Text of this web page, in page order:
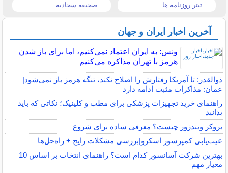
تیتر روزنامه ها صحیفه سجادیه
آخرین اخبار ایران و جهان
ونس: به ایران اعتماد نمی‌کنیم، اما برای باز شدن
هرمز با تهران مذاکره می‌کنیم
ذوالقدر: تا آمریکا رفتارش را اصلاح نکند، تنگه هرمز باز نمی‌شود|
عمان: مذاکرات مثبت ادامه دارد
راهنمای خرید تجهیزات پزشکی برای مطب و کلینیک؛ نکاتی که باید
بدانید
بروکر ویندزور چیست؟ معرفی ساده برای شروع
عیب‌یابی کمپرسور اسکرو|بررسی مشکلات رایج + راه‌حل‌ها
بهترین شرکت آسانسور کدام است؟ راهنمای انتخاب بر اساس 10
معیار مهم